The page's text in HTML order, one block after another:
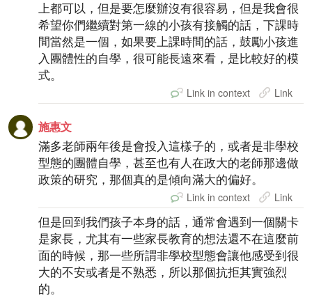
上都可以，但是要怎麼辦沒有很容易，但是我會很
希望你們繼續對第一線的小孩有接觸的話，下課時
間當然是一個，如果要上課時間的話，鼓勵小孩進
入團體性的自學，很可能長遠來看，是比較好的模
式。
Link in context Link
施惠文
滿多老師兩年後是會投入這樣子的，或者是非學校
型態的團體自學，甚至也有人在政大的老師那邊做
政策的研究，那個真的是傾向滿大的偏好。
Link in context Link
但是回到我們孩子本身的話，通常會遇到一個關卡
是家長，尤其有一些家長教育的想法還不在這麼前
面的時候，那一些所謂非學校型態會讓他感受到很
大的不安或者是不熟悉，所以那個抗拒其實強烈
的。